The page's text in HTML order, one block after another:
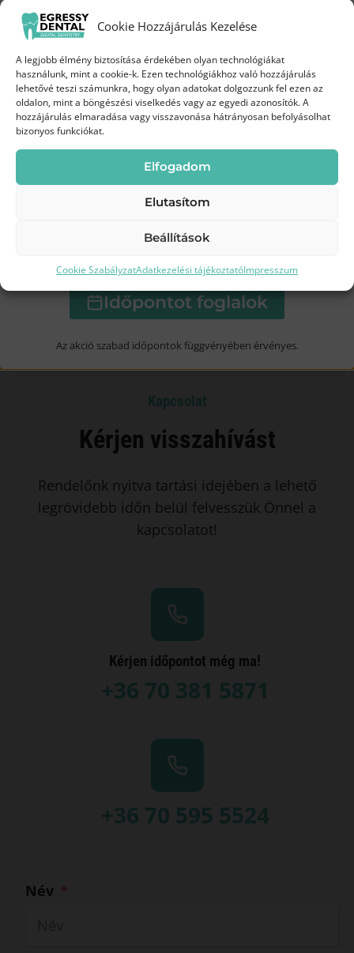
Cookie Hozzájárulás Kezelése
A legjobb élmény biztosítása érdekében olyan technológiákat
használunk, mint a cookie-k. Ezen technológiákhoz való hozzájárulás
lehetővé teszi számunkra, hogy olyan adatokat dolgozzunk fel ezen az
oldalon, mint a böngészési viselkedés vagy az egyedi azonosítók. A
hozzájárulás elmaradása vagy visszavonása hátrányosan befolyásolhat
bizonyos funkciókat.
Elfogadom
Elutasítom
Beállítások
Cookie SzabályzatAdatkezelési tájékoztatóImpresszum
Ez érdekel
Kapcsolat
Kérjen visszahívást
Rendelőnk nyitva tartási idejében a lehető
legrövidebb időn belül felvesszük Önnel a
kapcsolatot!
Kérjen időpontot még ma!
+36 70 381 5871
+36 70 595 5524
Név
Próbáld ki a Biofilm terápiát
Augusztus 3-19.között az Egressy Dentalnál
Most 35 000 Ft
45 000 Fthelyett
tisztítás
technológia
Időpontot foglalok
Az akció szabad időpontok függvényében érvényes.